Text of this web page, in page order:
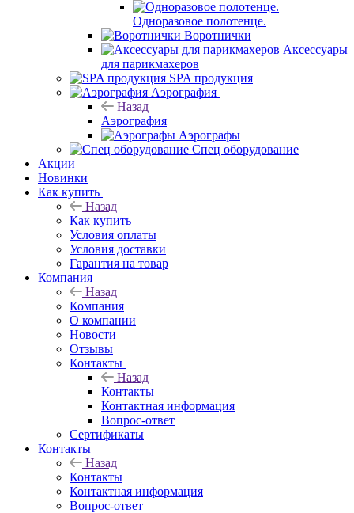
Одноразовое полотенце.
Воротнички
Аксессуары
для парикмахеров
SPA продукция
Аэрография
Назад
Аэрография
Аэрографы
Спец оборудование
Акции
Новинки
Как купить
Назад
Как купить
Условия оплаты
Условия доставки
Гарантия на товар
Компания
Назад
Компания
О компании
Новости
Отзывы
Контакты
Назад
Контакты
Контактная информация
Вопрос-ответ
Сертификаты
Контакты
Назад
Контакты
Контактная информация
Вопрос-ответ